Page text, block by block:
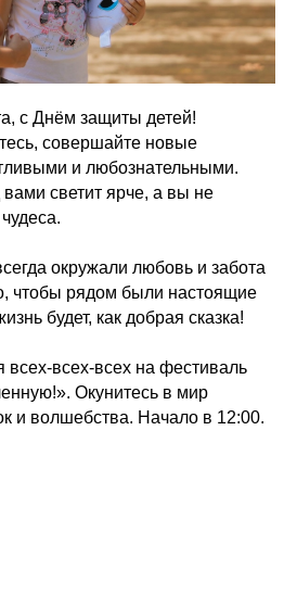
с Днём защиты детей!
совершайте новые
и любознательными.
светит ярче, а вы не
окружали любовь и забота
чтобы рядом были настоящие
будет, как добрая сказка!
всех-всех на фестиваль
Окунитесь в мир
и волшебства. Начало в 12:00.